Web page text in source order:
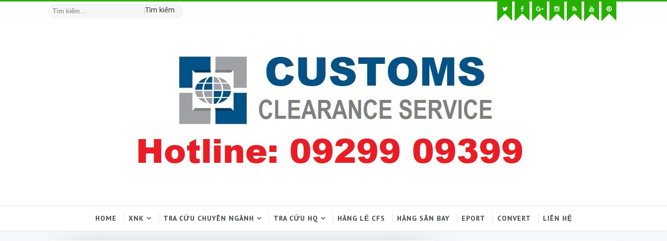
Tìm kiếm
HOME XNK TRA CỨU CHUYÊN NGÀNH TRA CỨU HQ HÀNG LẺ CFS HÀNG SÂN BAY EPORT CONVERT LIÊN HỆ